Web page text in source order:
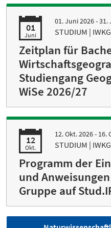
01
Juni
01. Juni 2026 - 31.
STUDIUM | IWKG
Zeitplan für
Studiengang
WiSe 2026/27
12
Okt.
12. Okt. 2026 - 16.
STUDIUM | IWKG
Programm der
und
Gruppe auf